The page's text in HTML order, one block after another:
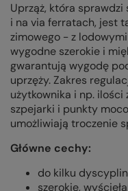
Uprząż, która
i na via ferratach, jest
zimowego - z
wygodne szerokie i
gwarantują wygodę
uprzęży. Zakres
użytkownika i np. ilości
szpejarki i punkty
umożliwiają troczenie
Główne cechy:
do kilku
szerokie,